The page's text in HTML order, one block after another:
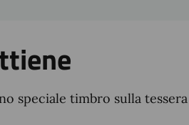
speciale timbro sulla